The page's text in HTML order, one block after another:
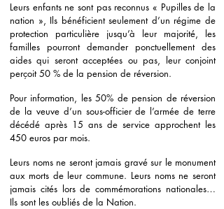
Leurs enfants ne sont pas reconnus « Pupilles de la
nation », Ils bénéficient seulement d’un régime de
protection particulière jusqu’à leur majorité, les
familles pourront demander ponctuellement des
aides qui seront acceptées ou pas, leur conjoint
perçoit 50 % de la pension de réversion.
Pour information, les 50% de pension de réversion
de la veuve d’un sous-officier de l’armée de terre
décédé après 15 ans de service approchent les
450 euros par mois.
Leurs noms ne seront jamais gravé sur le monument
aux morts de leur commune. Leurs noms ne seront
jamais cités lors de commémorations nationales…
Ils sont les oubliés de la Nation.